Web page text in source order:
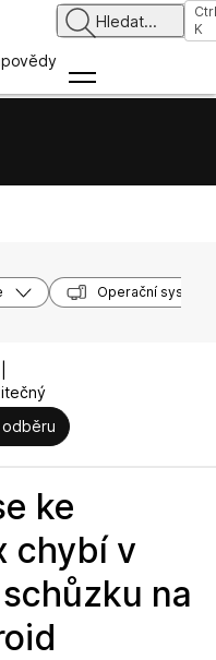
Hledat...
K
Operační systémy
odběru
ke
chybí v
na